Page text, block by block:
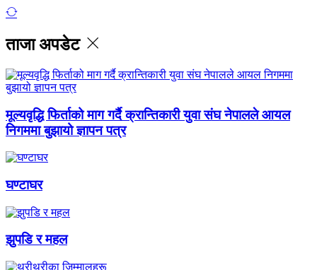
ताजा अपडेट
मूल्यवृद्धि फिर्ताको माग गर्दै क्रान्तिकारी युवा संघ नेपालले आयल
निगममा बुझायो ज्ञापन पत्र
घण्टाघर
झुपडि र महल